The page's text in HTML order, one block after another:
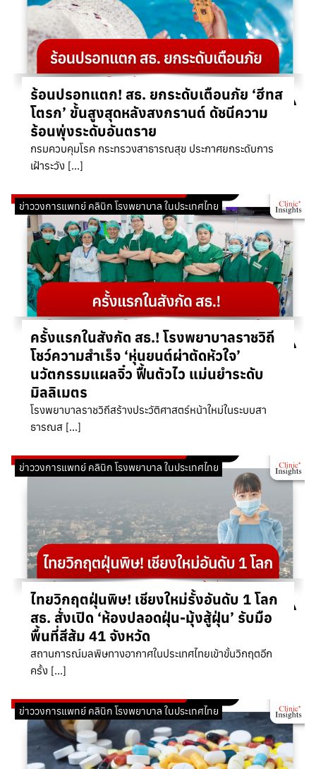
ร้อนปรอทแตก! สธ. ยกระดับเตือนภัย ‘ฮีทส
โตรก’ ขั้นสูงสุดหลังสงกรานต์ ดัชนีความ
ร้อนพุ่งระดับอันตราย
กรมควบคุมโรค กระทรวงสาธารณสุข ประกาศยกระดับการ
เฝ้าระวัง […]
ข่าววงการแพทย์ คลินิก โรงพยาบาล ในประเทศไทย
ครั้งแรกในสังกัด สธ.! โรงพยาบาลราชวิถี
โชว์ความสำเร็จ ‘หุ่นยนต์ผ่าตัดหัวใจ’
นวัตกรรมแผลจิ๋ว ฟื้นตัวไว แม่นยำระดับ
มิลลิเมตร
โรงพยาบาลราชวิถีสร้างประวัติศาสตร์หน้าใหม่ในระบบสา
ธารณส […]
ข่าววงการแพทย์ คลินิก โรงพยาบาล ในประเทศไทย
ไทยวิกฤตฝุ่นพิษ! เชียงใหม่รั้งอันดับ 1 โลก
สธ. สั่งเปิด ‘ห้องปลอดฝุ่น-มุ้งสู้ฝุ่น’ รับมือ
พื้นที่สีส้ม 41 จังหวัด
สถานการณ์มลพิษทางอากาศในประเทศไทยเข้าขั้นวิกฤตอีก
ครั้ง […]
ข่าววงการแพทย์ คลินิก โรงพยาบาล ในประเทศไทย